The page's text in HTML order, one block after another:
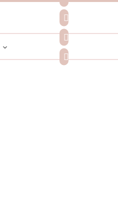
pinterest
spotify
mail